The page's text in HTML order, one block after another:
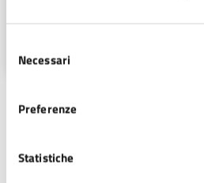
delNecessari
Preferenze
Statistiche